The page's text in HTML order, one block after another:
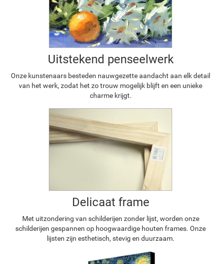
Uitstekend penseelwerk
Onze kunstenaars besteden nauwgezette aandacht aan elk detail
van het werk, zodat het zo trouw mogelijk blijft en een unieke
charme krijgt.
Delicaat frame
Met uitzondering van schilderijen zonder lijst, worden onze
schilderijen gespannen op hoogwaardige houten frames. Onze
lijsten zijn esthetisch, stevig en duurzaam.